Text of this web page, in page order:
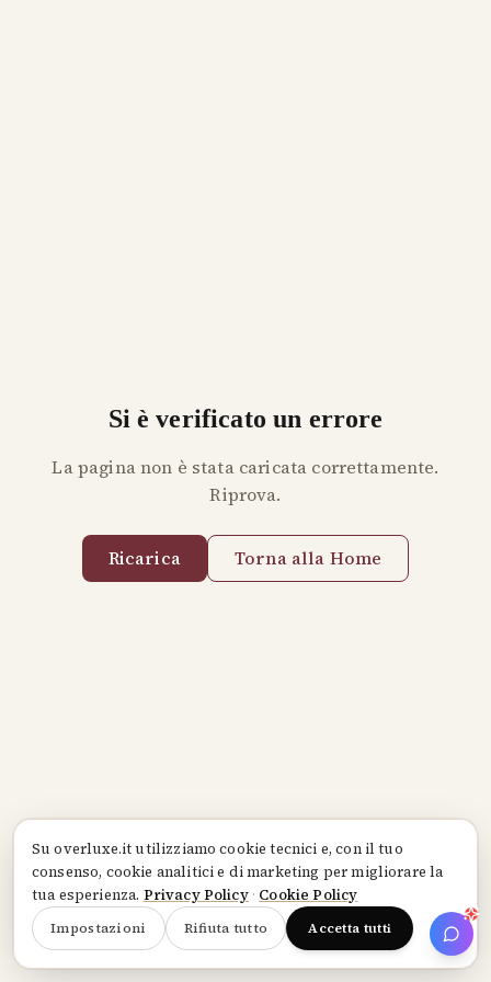
Suoverluxe.itutilizziamo cookie tecnici e, con il tuo
consenso, cookie analitici e di marketing per migliorare la
tua esperienza. Privacy Policy· Cookie Policy
Impostazioni Rifiuta tutto Accetta tutti
Si è verificato un errore
La pagina non è stata caricata correttamente.
Riprova.
Ricarica Torna alla Home